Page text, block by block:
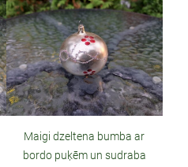
Maigi dzeltena bumba ar
bordo puķēm un sudraba